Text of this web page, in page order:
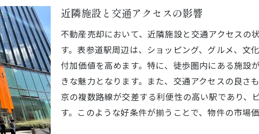
駅近辺で高値売却を目指すための不動産査定の重要性
地域価値を査定に組み込む方法
不動産投資家が注目する査定ポイント
高価格帯の物件を売却するための戦略
競合と差別化を図る査定アプローチ
市場の変化に対応する柔軟な査定
売却価格に影響を与える要素の分析
近隣施設と交通アクセスの影響
不動産売却において、近隣施設と交通アクセスの
す。表参道駅周辺は、ショッピング、グルメ、文
付加価値を高めます。特に、徒歩圏内にある施設
きな魅力となります。また、交通アクセスの良さ
京の複数路線が交差する利便性の高い駅であり、
す。このような好条件が揃うことで、物件の市場